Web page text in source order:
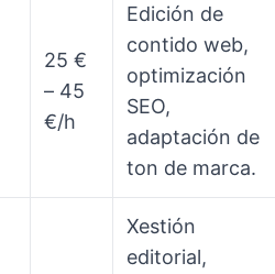
25 €
– 45
€/h
Edición de
contido web,
optimización
SEO,
adaptación de
ton de marca.
Xestión
editorial,